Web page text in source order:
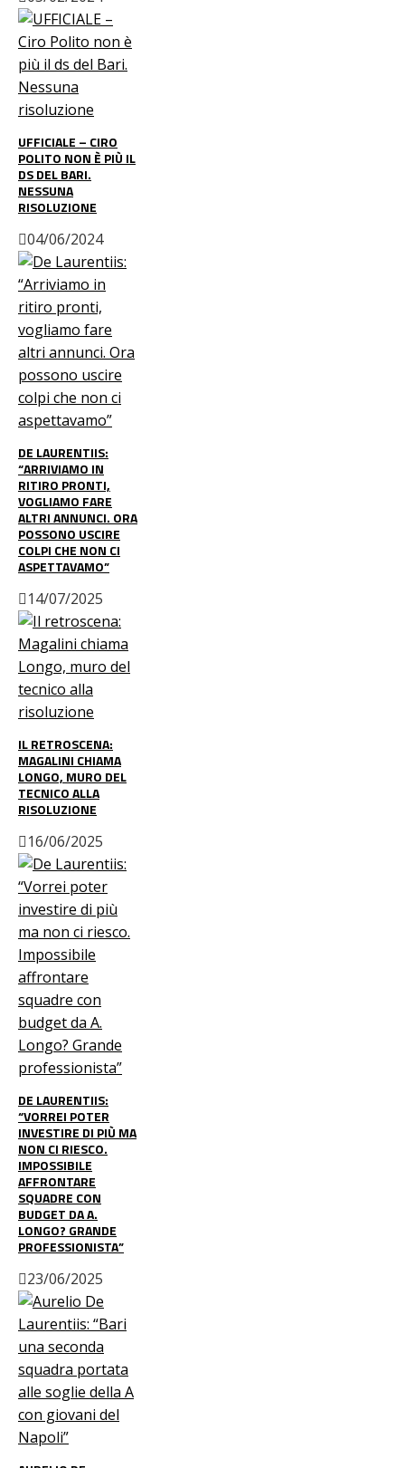
UFFICIALE – CIRO
POLITO NON È PIÙ IL
DS DEL BARI.
NESSUNA
RISOLUZIONE
04/06/2024
DE LAURENTIIS:
“ARRIVIAMO IN
RITIRO PRONTI,
VOGLIAMO FARE
ALTRI ANNUNCI. ORA
POSSONO USCIRE
COLPI CHE NON CI
ASPETTAVAMO”
14/07/2025
IL RETROSCENA:
MAGALINI CHIAMA
LONGO, MURO DEL
TECNICO ALLA
RISOLUZIONE
16/06/2025
DE LAURENTIIS:
“VORREI POTER
INVESTIRE DI PIÙ MA
NON CI RIESCO.
IMPOSSIBILE
AFFRONTARE
SQUADRE CON
BUDGET DA A.
LONGO? GRANDE
PROFESSIONISTA”
23/06/2025